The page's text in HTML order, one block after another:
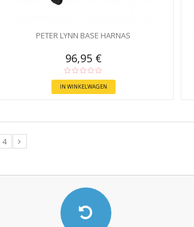
PETER LYNN BASE HARNAS
96,95 €
IN WINKELWAGEN
4